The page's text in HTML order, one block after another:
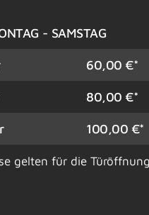
- SAMSTAG
60,00 €*
80,00 €*
100,00 €*
gelten für die